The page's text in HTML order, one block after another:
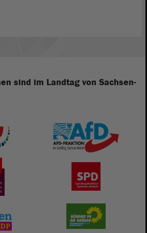
sind im Landtag von Sachsen-